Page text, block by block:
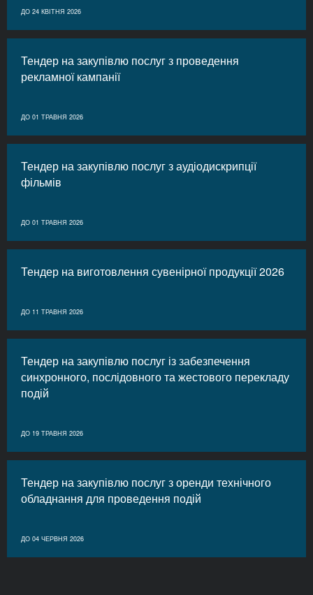
ДО 24 КВІТНЯ 2026
Тендер на закупівлю послуг з проведення
рекламної кампанії
ДО 01 ТРАВНЯ 2026
Тендер на закупівлю послуг з аудіодискрипції
фільмів
ДО 01 ТРАВНЯ 2026
Тендер на виготовлення сувенірної продукції 2026
ДО 11 ТРАВНЯ 2026
Тендер на закупівлю послуг із забезпечення
синхронного, послідовного та жестового перекладу
подій
ДО 19 ТРАВНЯ 2026
Тендер на закупівлю послуг з оренди технічного
обладнання для проведення подій
ДО 04 ЧЕРВНЯ 2026